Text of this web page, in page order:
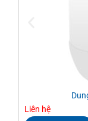
Liên hệ